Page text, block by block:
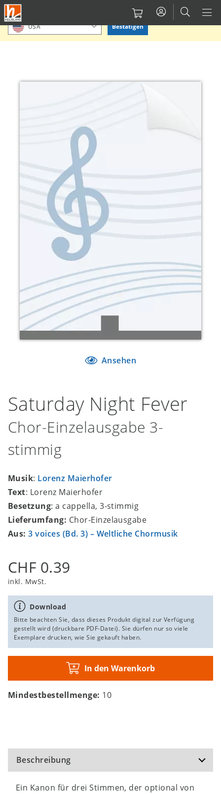
Direkt
zum
Inhalt
Bitte Standort bestätigen oder einen anderen auswählen.
USA Bestätigen
Ansehen
Saturday Night Fever
Chor-Einzelausgabe 3-
stimmig
Musik: Lorenz Maierhofer
Text: Lorenz Maierhofer
Besetzung: a cappella, 3-stimmig
Lieferumfang: Chor-Einzelausgabe
Aus:3 voices (Bd. 3) – Weltliche Chormusik
CHF 0.39
inkl. MwSt.
Download
Bitte beachten Sie, dass dieses Produkt digital zur Verfügung
gestellt wird (druckbare PDF-Datei). Sie dürfen nur so viele
Exemplare drucken, wie Sie gekauft haben.
In den Warenkorb
Mindestbestellmenge: 10
Beschreibung
Ein Kanon für drei Stimmen, der optional von